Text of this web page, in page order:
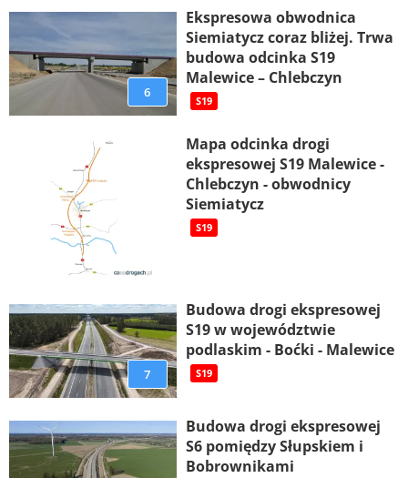
6
Ekspresowa obwodnica
Siemiatycz coraz bliżej. Trwa
budowa odcinka S19
Malewice – Chlebczyn
S19
Mapa odcinka drogi
ekspresowej S19 Malewice -
Chlebczyn - obwodnicy
Siemiatycz
S19
7
Budowa drogi ekspresowej
S19 w województwie
podlaskim - Boćki - Malewice
S19
Budowa drogi ekspresowej
S6 pomiędzy Słupskiem i
Bobrownikami